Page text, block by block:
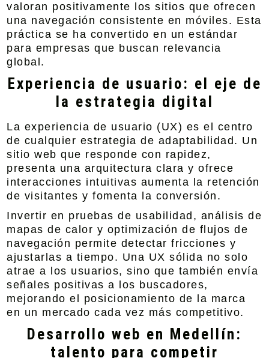
valoran positivamente los sitios que ofrecen
una navegación consistente en móviles. Esta
práctica se ha convertido en un estándar
para empresas que buscan relevancia
global.
Experiencia de usuario: el eje de
la estrategia digital
La experiencia de usuario (UX) es el centro
de cualquier estrategia de adaptabilidad. Un
sitio web que responde con rapidez,
presenta una arquitectura clara y ofrece
interacciones intuitivas aumenta la retención
de visitantes y fomenta la conversión.
Invertir en pruebas de usabilidad, análisis de
mapas de calor y optimización de flujos de
navegación permite detectar fricciones y
ajustarlas a tiempo. Una UX sólida no solo
atrae a los usuarios, sino que también envía
señales positivas a los buscadores,
mejorando el posicionamiento de la marca
en un mercado cada vez más competitivo.
Desarrollo web en Medellín:
talento para competir